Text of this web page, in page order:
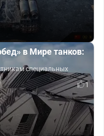
в Мире танков:
специальных
1